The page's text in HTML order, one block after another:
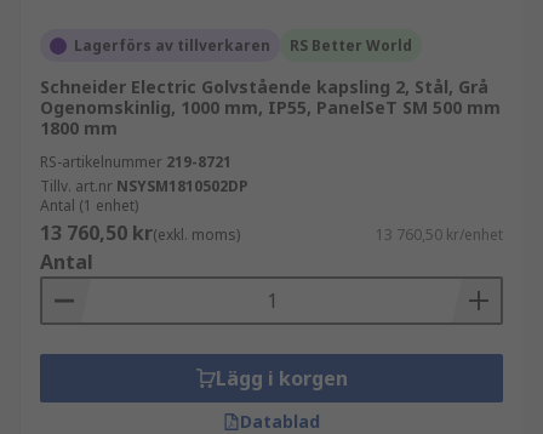
Lagerförs av tillverkaren RS Better World
Schneider Electric Golvstående kapsling 2, Stål, Grå
Ogenomskinlig, 1000 mm, IP55, PanelSeT SM 500 mm
1800 mm
RS-artikelnummer 219-8721
Tillv. art.nr NSYSM1810502DP
Antal (1 enhet)
13 760,50 kr(exkl. moms) 13 760,50 kr/enhet
Antal
Lägg i korgen
Datablad